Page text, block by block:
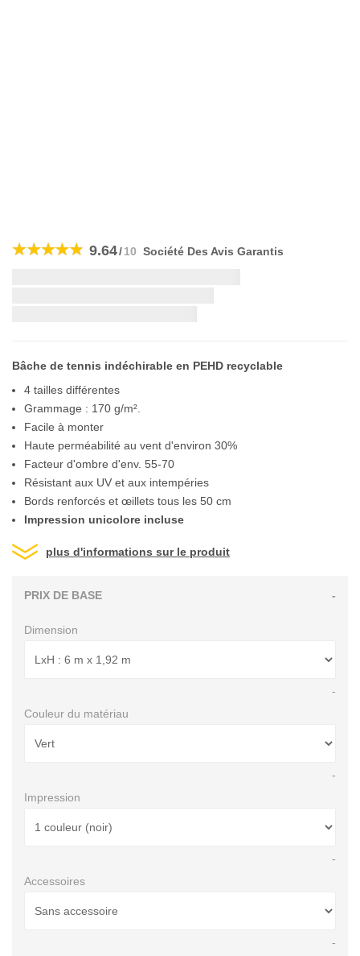
to
9.64/10 Société Des Avis Garantis
Bâche de tennis indéchirable en PEHD recyclable
4 tailles différentes
Grammage : 170 g/m².
Facile à monter
Haute perméabilité au vent d'environ 30%
Facteur d'ombre d'env. 55-70
Résistant aux UV et aux intempéries
Bords renforcés et œillets tous les 50 cm
Impression unicolore incluse
plus d'informations sur le produit
PRIX DE BASE -
Dimension
-
Couleur du matériau
-
Impression
-
Accessoires
-